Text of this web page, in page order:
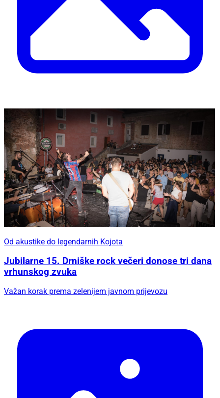
Od akustike do legendarnih Kojota
Jubilarne 15. Drniške rock večeri donose tri dana
vrhunskog zvuka
Važan korak prema zelenijem javnom prijevozu